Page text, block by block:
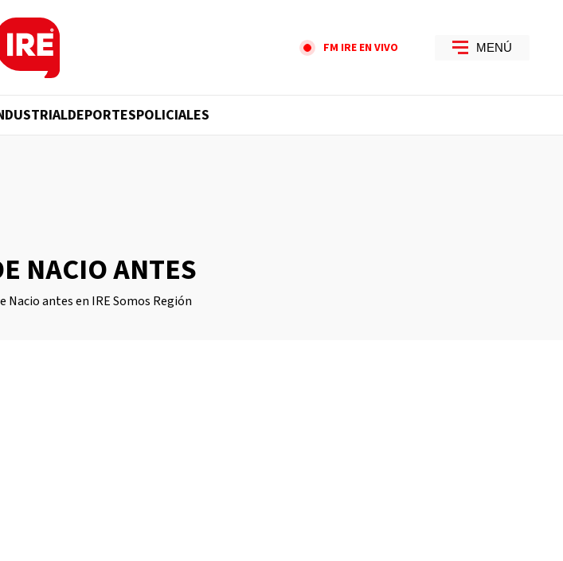
FM IRE EN VIVO MENÚ
DEPORTESPOLICIALES
NACIO ANTES
Nacio antes en IRE Somos Región